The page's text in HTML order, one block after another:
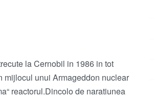
la Cernobil in 1986 in tot
mijlocul unui Armageddon nuclear
reactorul.Dincolo de naratiunea